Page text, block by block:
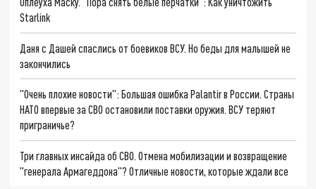
Starlink
Даня с Дашей спаслись от боевиков ВСУ. Но беды для малышей не
закончились
"Очень плохие новости": Большая ошибка Palantir в России. Страны
НАТО впервые за СВО остановили поставки оружия. ВСУ теряют
приграничье?
Три главных инсайда об СВО. Отмена мобилизации и возвращение
"генерала Армагеддона"? Отличные новости, которые ждали все